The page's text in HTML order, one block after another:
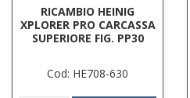
RICAMBIO HEINIG
XPLORER PRO CARCASSA
SUPERIORE FIG. PP30
Cod: HE708-630